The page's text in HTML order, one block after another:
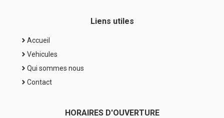
Liens utiles
Accueil
Vehicules
Qui sommes nous
Contact
HORAIRES D'OUVERTURE